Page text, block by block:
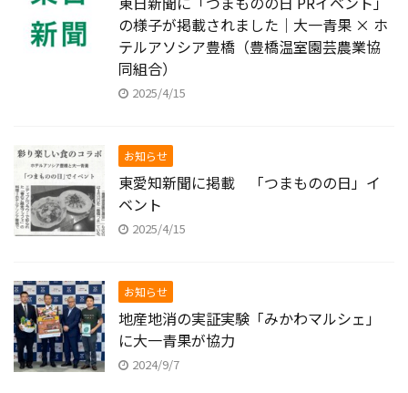
の様子が掲載されました｜大一青果 × ホ
テルアソシア豊橋（豊橋温室園芸農業協
同組合）
2025/4/15
お知らせ
東愛知新聞に掲載 「つまものの日」イ
ベント
2025/4/15
お知らせ
地産地消の実証実験「みかわマルシェ」
に大一青果が協力
2024/9/7